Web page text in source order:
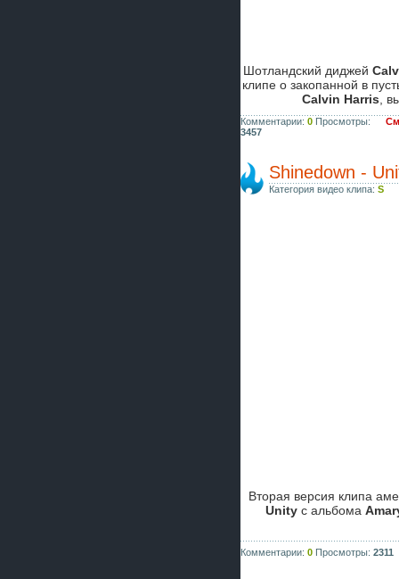
Шотландский диджей
клипе о закопанной в
Calvin Harris ,
Комментарии: 0 Просмотры:
3457
Shinedown -
Категория видео клипа: S
Вторая версия клипа
Unity с альбома
Комментарии: 0 Просмотры: 2311